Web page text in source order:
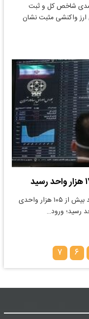
بورس تهران با جهش ۲.۵۸ درصدی شاخص کل و ثبت
واکنشی مثبت نشان
دنیای معدن: بورس تهران امروز ۱۵ دی با رشد بیش از ۱۰۵ هزار واحدی
۶ ۷